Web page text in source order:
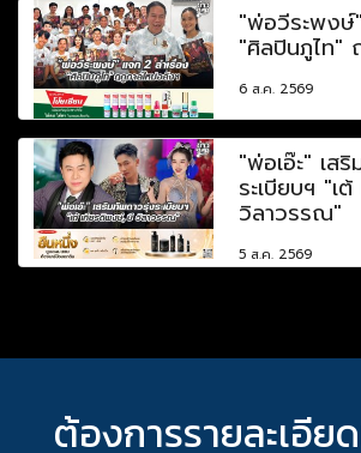
"พ่อวีระพงษ์
"ศิลปินภูไท"
6 ส.ค. 2569
"พ่อเอ๊ะ" เส
ระเบียบฯ "เ
วิลาวรรณ"
5 ส.ค. 2569
ต้องการรายละเอีย